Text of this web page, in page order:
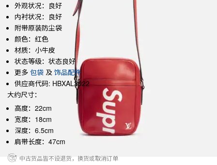
外观状况：良好
内衬状况：良好
附带原装防尘袋
颜色：红色
材质：小牛皮
状态等级：状态良好
更多 包袋 及 饰品配件
供应商代码: HBXAL3022
大约尺寸：
高度：22cm
宽度：18cm
深度：6.5cm
肩带长度：47cm
中古货品皆不设退货，换货或取消订单